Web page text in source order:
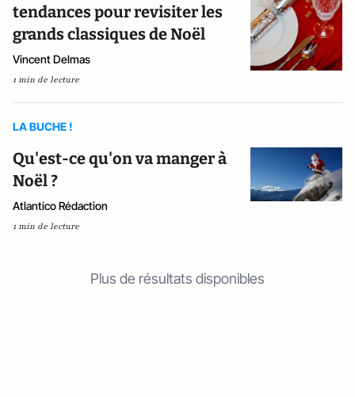
tendances pour revisiter les
grands classiques de Noël
Vincent Delmas
1 min de lecture
LA BUCHE !
Qu'est-ce qu'on va manger à
Noël ?
Atlantico Rédaction
1 min de lecture
Plus de résultats disponibles